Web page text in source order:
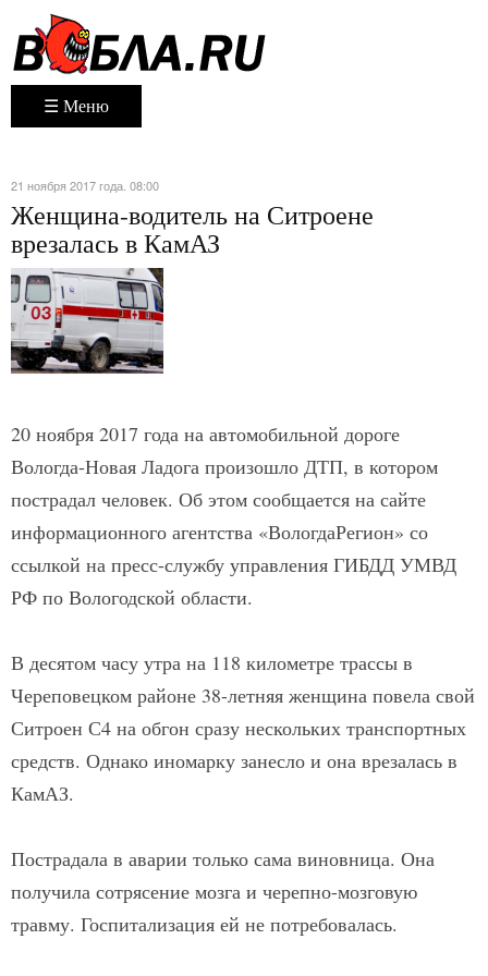
☰ Меню
21 ноября 2017 года. 08:00
Женщина-водитель на Ситроене
врезалась в КамАЗ
20 ноября 2017 года на автомобильной дороге
Вологда-Новая Ладога произошло ДТП, в котором
пострадал человек. Об этом сообщается на сайте
информационного агентства «ВологдаРегион» со
ссылкой на пресс-службу управления ГИБДД УМВД
РФ по Вологодской области.
В десятом часу утра на 118 километре трассы в
Череповецком районе 38-летняя женщина повела свой
Ситроен С4 на обгон сразу нескольких транспортных
средств. Однако иномарку занесло и она врезалась в
КамАЗ.
Пострадала в аварии только сама виновница. Она
получила сотрясение мозга и черепно-мозговую
травму. Госпитализация ей не потребовалась.